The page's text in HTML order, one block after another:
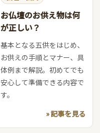
お仏壇のお供え物は何
が正しい？
基本となる五供をはじめ、
お供えの手順とマナー、具
体例まで解説。初めてでも
安心して準備できる内容で
す。
» 記事を見る